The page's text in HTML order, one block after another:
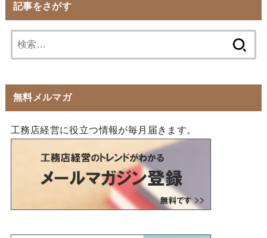
記事をさがす
索:
無料メルマガ
工務店経営に役立つ情報が毎月届きます。